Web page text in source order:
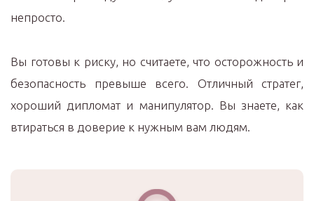
непросто.
Вы готовы к риску, но считаете, что осторожность и
безопасность превыше всего. Отличный стратег,
хороший дипломат и манипулятор. Вы знаете, как
втираться в доверие к нужным вам людям.